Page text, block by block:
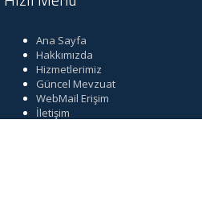
Ana Sayfa
Hakkımızda
Hizmetlerimiz
Güncel Mevzuat
WebMail Erişim
İletişim